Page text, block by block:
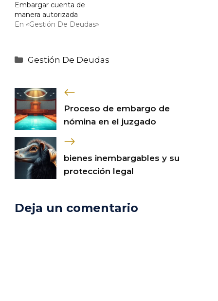
Embargar cuenta de
manera autorizada
En «Gestión De Deudas»
Categorías
Gestión De Deudas
Proceso de embargo de
nómina en el juzgado
bienes inembargables y su
protección legal
Deja un comentario